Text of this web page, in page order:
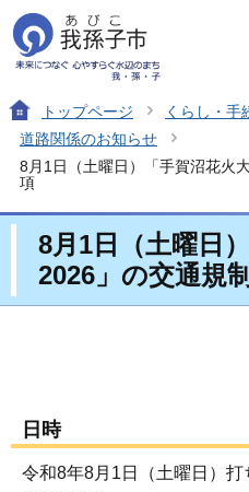
トップページ くらし・手
道路関係のお知らせ
8月1日（土曜日）「手賀沼花火
項
8月1日（土曜日
2026」の交通規
日時
令和8年8月1日（土曜日）